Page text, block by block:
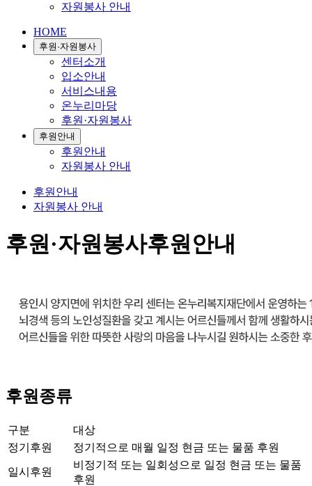
자원봉사 안내
HOME
후원·자원봉사
센터소개
입소안내
서비스내용
온누리마당
후원·자원봉사
후원안내
후원안내
자원봉사 안내
후원안내
자원봉사 안내
후원·자원봉사후원안내
후원종류
구분
대상
정기후원
정기적으로 매월 일정 현금 또는 물품 후원
일시후원
비정기적 또는 일회성으로 일정 현금 또는 물품
후원